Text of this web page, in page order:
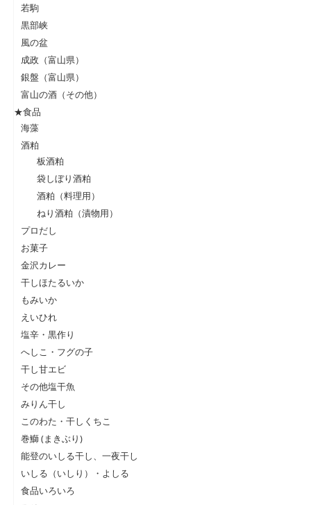
若駒
黒部峡
風の盆
成政（富山県）
銀盤（富山県）
富山の酒（その他）
★食品
海藻
酒粕
板酒粕
袋しぼり酒粕
酒粕（料理用）
ねり酒粕（漬物用）
プロだし
お菓子
金沢カレー
干しほたるいか
もみいか
えいひれ
塩辛・黒作り
へしこ・フグの子
干し甘エビ
その他塩干魚
みりん干し
このわた・干しくちこ
巻鰤 (まきぶり)
能登のいしる干し、一夜干し
いしる（いしり）・よしる
食品いろいろ